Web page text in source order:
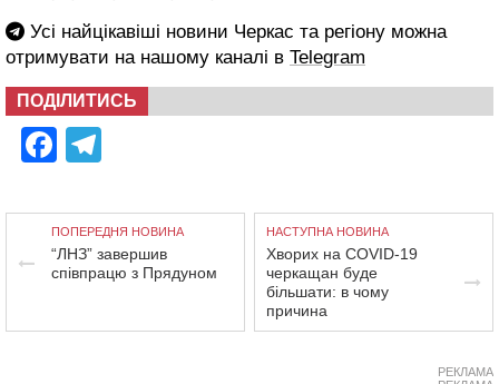
Усі найцікавіші новини Черкас та регіону можна
отримувати на нашому каналі в Telegram
ПОДІЛИТИСЬ
Facebook
ПОПЕРЕДНЯ НОВИНА
“ЛНЗ” завершив
співпрацю з Прядуном
НАСТУПНА НОВИНА
Хворих на COVID-19
черкащан буде
більшати: в чому
причина
РЕКЛАМА